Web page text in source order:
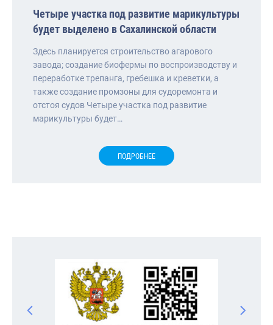
Четыре участка под развитие марикультуры
будет выделено в Сахалинской области
Здесь планируется строительство агарового
завода; создание биофермы по воспроизводству и
переработке трепанга, гребешка и креветки, а
также создание промзоны для судоремонта и
отстоя судов Четыре участка под развитие
марикультуры будет…
ПОДРОБНЕЕ